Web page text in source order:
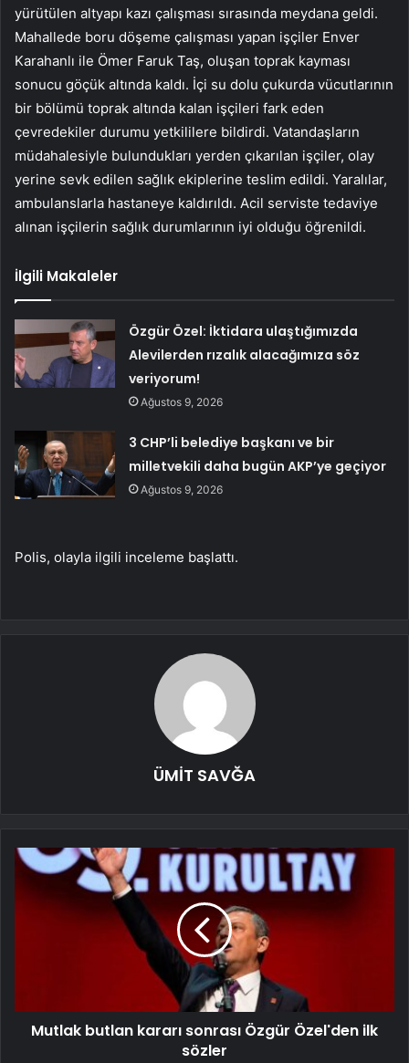
yürütülen altyapı kazı çalışması sırasında meydana geldi.
Mahallede boru döşeme çalışması yapan işçiler Enver
Karahanlı ile Ömer Faruk Taş, oluşan toprak kayması
sonucu göçük altında kaldı. İçi su dolu çukurda vücutlarının
bir bölümü toprak altında kalan işçileri fark eden
çevredekiler durumu yetkililere bildirdi. Vatandaşların
müdahalesiyle bulundukları yerden çıkarılan işçiler, olay
yerine sevk edilen sağlık ekiplerine teslim edildi. Yaralılar,
ambulanslarla hastaneye kaldırıldı. Acil serviste tedaviye
alınan işçilerin sağlık durumlarının iyi olduğu öğrenildi.
İlgili Makaleler
Özgür Özel: İktidara ulaştığımızda
Alevilerden rızalık alacağımıza söz
veriyorum!
Ağustos 9, 2026
3 CHP’li belediye başkanı ve bir
milletvekili daha bugün AKP’ye geçiyor
Ağustos 9, 2026
Polis, olayla ilgili inceleme başlattı.
ÜMİT SAVĞA
Mutlak butlan kararı sonrası Özgür Özel'den ilk
sözler